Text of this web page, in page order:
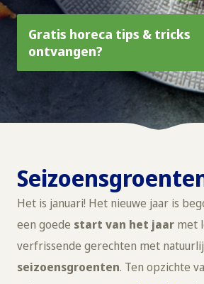
Gratis horeca tips & tricks
ontvangen?
Het is januari! Het nieuwe jaar is
een goede start van het jaar met
verfrissende gerechten met
seizoensgroenten. Ten opzichte